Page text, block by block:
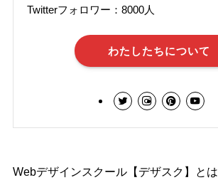
Twitterフォロワー：8000人
わたしたちについて
Webデザインスクール【デザスク】とは